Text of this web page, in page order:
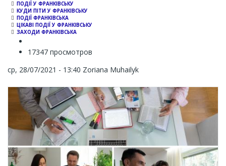
ПОДІЇ У ФРАНКІВСЬКУ
КУДИ ПІТИ У ФРАНКІВСЬКУ
ПОДІЇ ФРАНКІВСЬКА
ЦІКАВІ ПОДІЇ У ФРАНКІВСЬКУ
ЗАХОДИ ФРАНКІВСЬКА
17347 просмотров
ср, 28/07/2021 - 13:40 Zoriana Muhailyk